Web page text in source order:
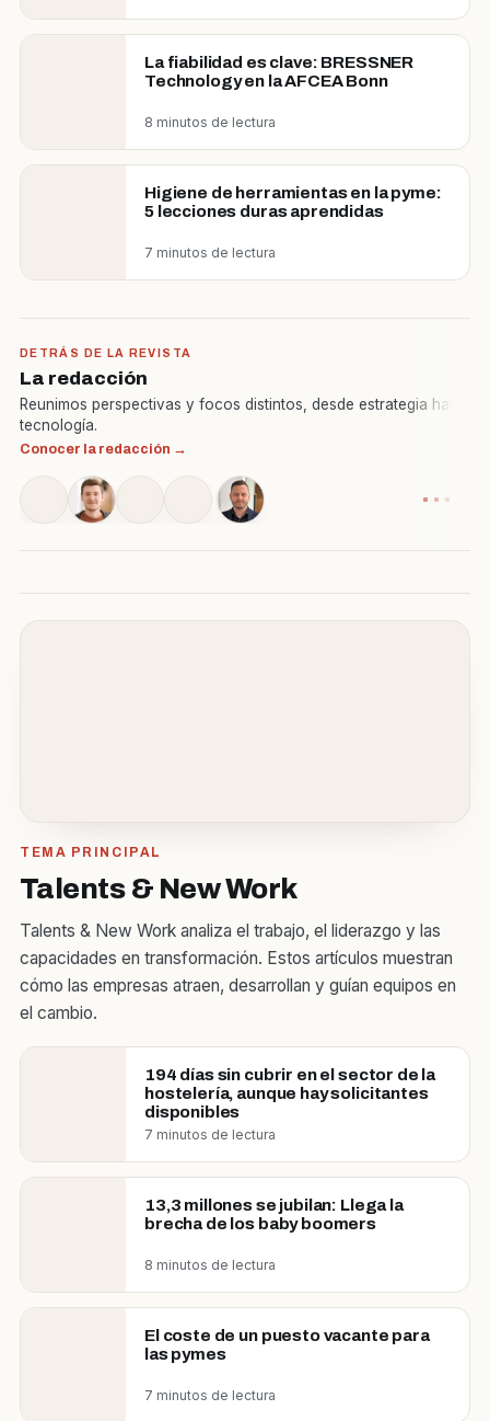
La fiabilidad es clave: BRESSNER
Technology en la AFCEA Bonn
8 minutos de lectura
Higiene de herramientas en la pyme:
5 lecciones duras aprendidas
7 minutos de lectura
DETRÁS DE LA REVISTA
La redacción
Reunimos perspectivas y focos distintos, desde estrategia hasta
tecnología.
Conocer la redacción →
TEMA PRINCIPAL
Talents & New Work
Talents & New Work analiza el trabajo, el liderazgo y las
capacidades en transformación. Estos artículos muestran
cómo las empresas atraen, desarrollan y guían equipos en
el cambio.
194 días sin cubrir en el sector de la
hostelería, aunque hay solicitantes
disponibles
7 minutos de lectura
13,3 millones se jubilan: Llega la
brecha de los baby boomers
8 minutos de lectura
El coste de un puesto vacante para
las pymes
7 minutos de lectura